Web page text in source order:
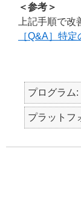
＜参考＞
上記手順で
［Q&A］特
プログラム
プラットフ